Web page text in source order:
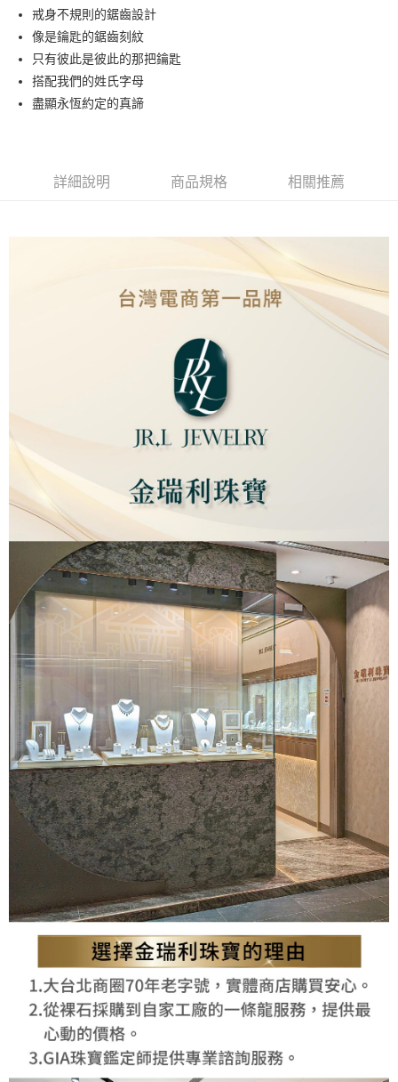
離島（澎湖、金門、馬祖、小琉球、綠島、蘭嶼）
每筆NT$150
戒身不規則的鋸齒設計
像是鑰匙的鋸齒刻紋
只有彼此是彼此的那把鑰匙
搭配我們的姓氏字母
盡顯永恆約定的真諦
詳細說明 商品規格 相關推薦